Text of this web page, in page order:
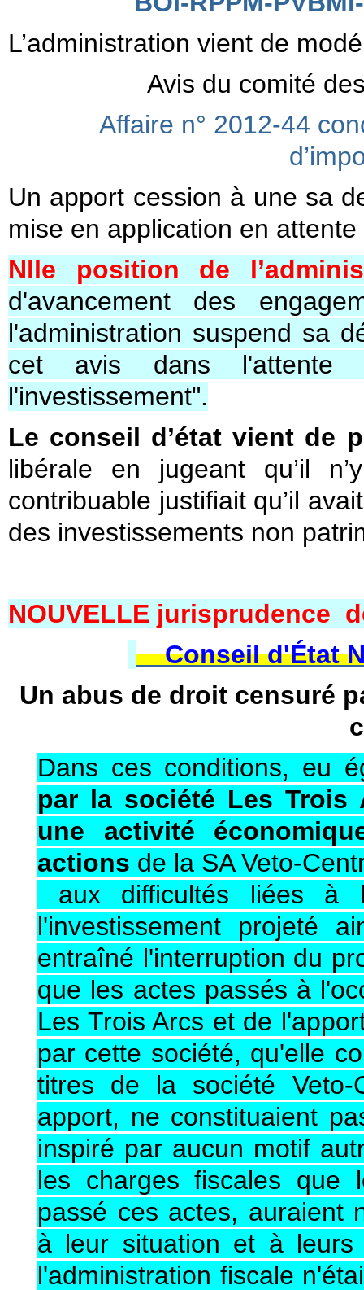
L’administration vient de
Avis du comité
Affaire n° 2012-44
Un apport cession à une sa
mise en application en
Nlle position de
d'avancement des
l'administration suspend sa
cet avis dans l'attente
l'investissement".
Le conseil d’état vient de
libérale en jugeant qu’il
contribuable justifiait qu’il
des investissements non
NOUVELLE jurisprudence
Conseil d'État
Un abus de droit censuré
Dans ces conditions, eu
par la société Les Trois
une activité
actions de la SA Veto-
aux difficultés liées à
l'investissement projeté
entraîné l'interruption du
que les actes passés à
Les Trois Arcs et de
par cette société, qu'elle
titres de la société Veto-
apport, ne constituaient
inspiré par aucun motif
les charges fiscales que
passé ces actes, auraient
à leur situation et à
l'administration fiscale